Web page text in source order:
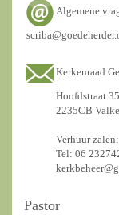
Algemene
Kerkenraad
Hoofdstraat 35
2235CB
Verhuur
Tel: 06
Pastor